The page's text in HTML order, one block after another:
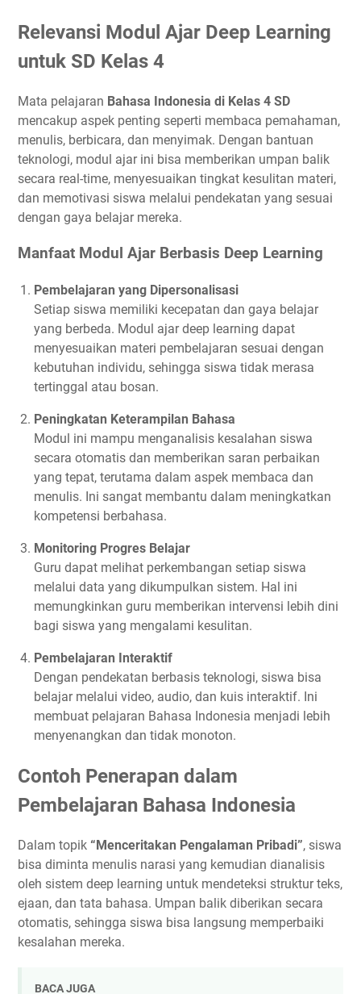
Relevansi Modul Ajar Deep Learning
untuk SD Kelas 4
Mata pelajaran Bahasa Indonesia di Kelas 4 SD
mencakup aspek penting seperti membaca pemahaman,
menulis, berbicara, dan menyimak. Dengan bantuan
teknologi, modul ajar ini bisa memberikan umpan balik
secara real-time, menyesuaikan tingkat kesulitan materi,
dan memotivasi siswa melalui pendekatan yang sesuai
dengan gaya belajar mereka.
Manfaat Modul Ajar Berbasis Deep Learning
Pembelajaran yang Dipersonalisasi
Setiap siswa memiliki kecepatan dan gaya belajar
yang berbeda. Modul ajar deep learning dapat
menyesuaikan materi pembelajaran sesuai dengan
kebutuhan individu, sehingga siswa tidak merasa
tertinggal atau bosan.
Peningkatan Keterampilan Bahasa
Modul ini mampu menganalisis kesalahan siswa
secara otomatis dan memberikan saran perbaikan
yang tepat, terutama dalam aspek membaca dan
menulis. Ini sangat membantu dalam meningkatkan
kompetensi berbahasa.
Monitoring Progres Belajar
Guru dapat melihat perkembangan setiap siswa
melalui data yang dikumpulkan sistem. Hal ini
memungkinkan guru memberikan intervensi lebih dini
bagi siswa yang mengalami kesulitan.
Pembelajaran Interaktif
Dengan pendekatan berbasis teknologi, siswa bisa
belajar melalui video, audio, dan kuis interaktif. Ini
membuat pelajaran Bahasa Indonesia menjadi lebih
menyenangkan dan tidak monoton.
Contoh Penerapan dalam
Pembelajaran Bahasa Indonesia
Dalam topik “Menceritakan Pengalaman Pribadi”, siswa
bisa diminta menulis narasi yang kemudian dianalisis
oleh sistem deep learning untuk mendeteksi struktur teks,
ejaan, dan tata bahasa. Umpan balik diberikan secara
otomatis, sehingga siswa bisa langsung memperbaiki
kesalahan mereka.
BACA JUGA